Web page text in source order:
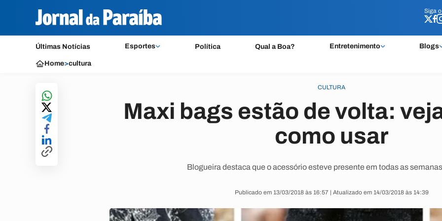
Siga o
Últimas Notícias Esportes Política Qual a Boa? Entretenimento Blogs
Siga o
Home>cultura
CULTURA
Maxi bags estão de volta:
como usar
Blogueira destaca que o acessório esteve presente em todas as
Publicado em 13/03/2018 às 16:57 | Atualizado em 14/03/2018 às 14:39